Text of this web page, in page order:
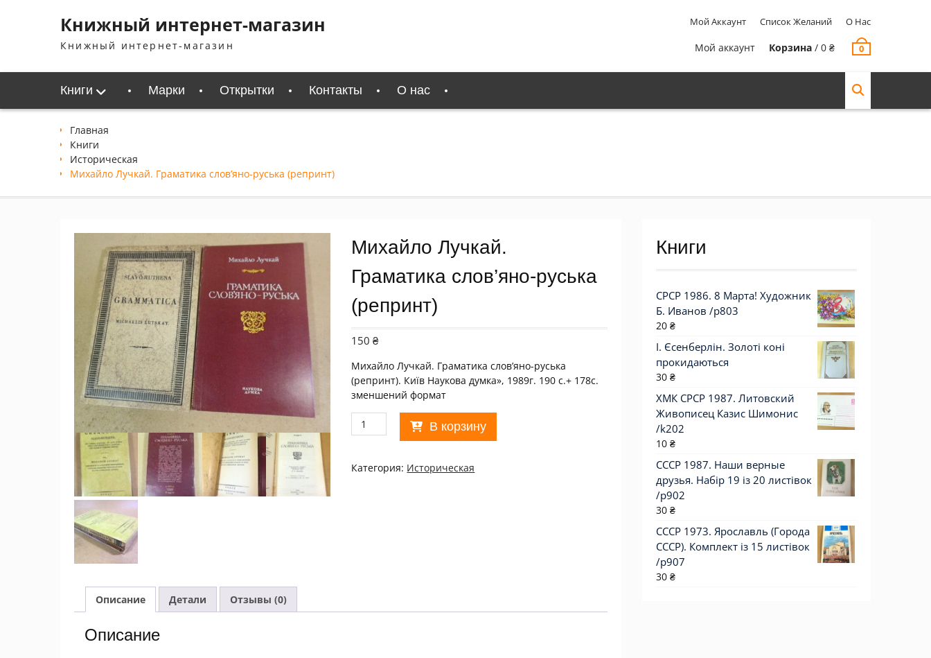
содержимомуКнижный интернет-магазин
Книжный интернет-магазин
Мой Аккаунт Список Желаний О Нас
Мой аккаунт Корзина / 0 ₴ 0
Книги Марки Открытки Контакты О нас
Главная
Книги
Историческая
Михайло Лучкай. Граматика слов’яно-руська (репринт)
Михайло Лучкай.
Граматика слов’яно-руська
(репринт)
150₴
Михайло Лучкай. Граматика слов’яно-руська
(репринт). Київ Наукова думка», 1989г. 190 с.+ 178с.
зменшений формат
Количество
товара
Лучкай.
Граматика
В корзину
Категория: Историческая
Описание Детали Отзывы (0)
Описание
Книги
СРСР 1986. 8 Марта! Художник
Б. Иванов /р803
20 ₴
І. Єсенберлін. Золоті коні
прокидаються
30 ₴
ХМК СРСР 1987. Литовский
Живописец Казис Шимонис
/k202
10 ₴
СССР 1987. Наши верные
друзья. Набір 19 із 20 листівок
/р902
30 ₴
СССР 1973. Ярославль (Города
СССР). Комплект із 15 листівок
/р907
30 ₴